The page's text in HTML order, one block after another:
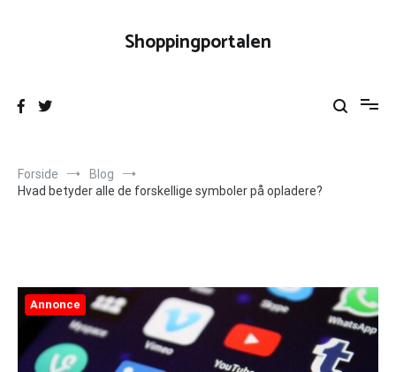
Shoppingportalen
Forside
Blog
Hvad betyder alle de forskellige symboler på opladere?
Annonce